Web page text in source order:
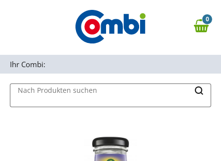
Zur Navigation springen
0,00 €
0
Nach Produkten suchen
Ihr Combi: